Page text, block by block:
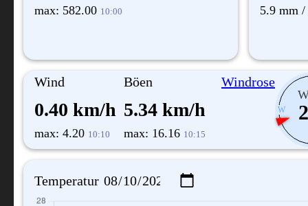
max: 582.00 10:00 5.9 mm /
Wind Böen Windrose
W
0.40 km/h 5.34 km/h
max: 4.20 10:10 max: 16.16 10:15
Temperatur